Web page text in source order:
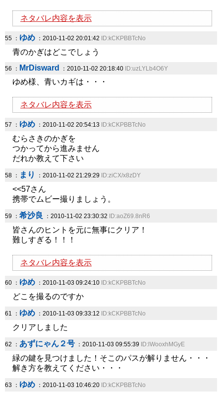
ネタバレ内容を表示
55 ： ゆめ ：2010-11-02 20:01:42 ID:kCKPBBTcNo
青のかぎはどこでしょう
56 ： MrDisward ：2010-11-02 20:18:40 ID:uzLYLb4O6Y
ゆめ様、青いカギは・・・
ネタバレ内容を表示
57 ： ゆめ ：2010-11-02 20:54:13 ID:kCKPBBTcNo
むらさきのかぎを
つかってから進みません
だれか教えて下さい
58 ： まり ：2010-11-02 21:29:29 ID:ziCX/x8zDY
<<57さん
携帯でムビー撮りましょう。
59 ： 希沙良 ：2010-11-02 23:30:32 ID:aoZ69.8nR6
皆さんのヒントを元に無事にクリア！
難しすぎる！！！
ネタバレ内容を表示
60 ： ゆめ ：2010-11-03 09:24:10 ID:kCKPBBTcNo
どこを撮るのですか
61 ： ゆめ ：2010-11-03 09:33:12 ID:kCKPBBTcNo
クリアしました
62 ： あずにゃん２号 ：2010-11-03 09:55:39 ID:lWooxhMGyE
緑の鍵を見つけました！そこのパスが解りません・・・
解き方を教えてください・・・
63 ： ゆめ ：2010-11-03 10:46:20 ID:kCKPBBTcNo